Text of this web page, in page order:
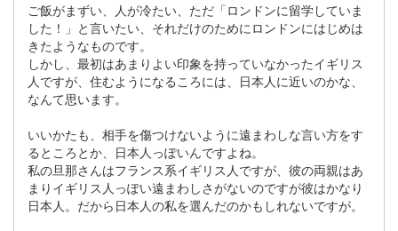
ご飯がまずい、人が冷たい、ただ「ロンドンに留学していま
した！」と言いたい、それだけのためにロンドンにはじめは
きたようなものです。
しかし、最初はあまりよい印象を持っていなかったイギリス
人ですが、住むようになるころには、日本人に近いのかな、
なんて思います。
いいかたも、相手を傷つけないように遠まわしな言い方をす
るところとか、日本人っぽいんですよね。
私の旦那さんはフランス系イギリス人ですが、彼の両親はあ
まりイギリス人っぽい遠まわしさがないのですが彼はかなり
日本人。だから日本人の私を選んだのかもしれないですが。